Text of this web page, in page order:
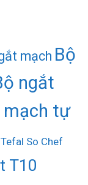
mạch Bộ
ngắt
mạch tự
So Chef
T10